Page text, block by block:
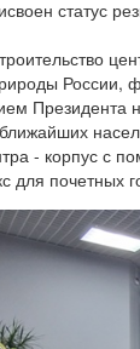
статус
России,
- корпус с
для почетных